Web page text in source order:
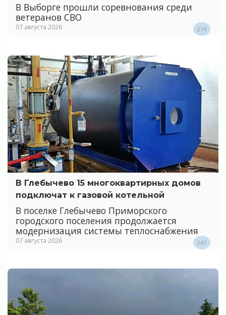
В Выборге прошли соревнования среди
ветеранов СВО
07 августа 2026 214
В Глебычево 15 многоквартирных домов
подключат к газовой котельной
В поселке Глебычево Приморского
городского поселения продолжается
модернизация системы теплоснабжения
07 августа 2026 247